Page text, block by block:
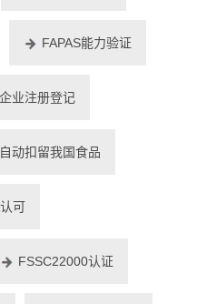
FAPAS能力验证
业注册登记
动扣留我国食品
可
FSSC22000认证